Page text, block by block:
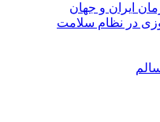
ایران و جهان
در نظام سلامت